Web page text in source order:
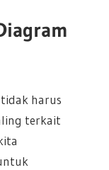
tidak harus
terkait